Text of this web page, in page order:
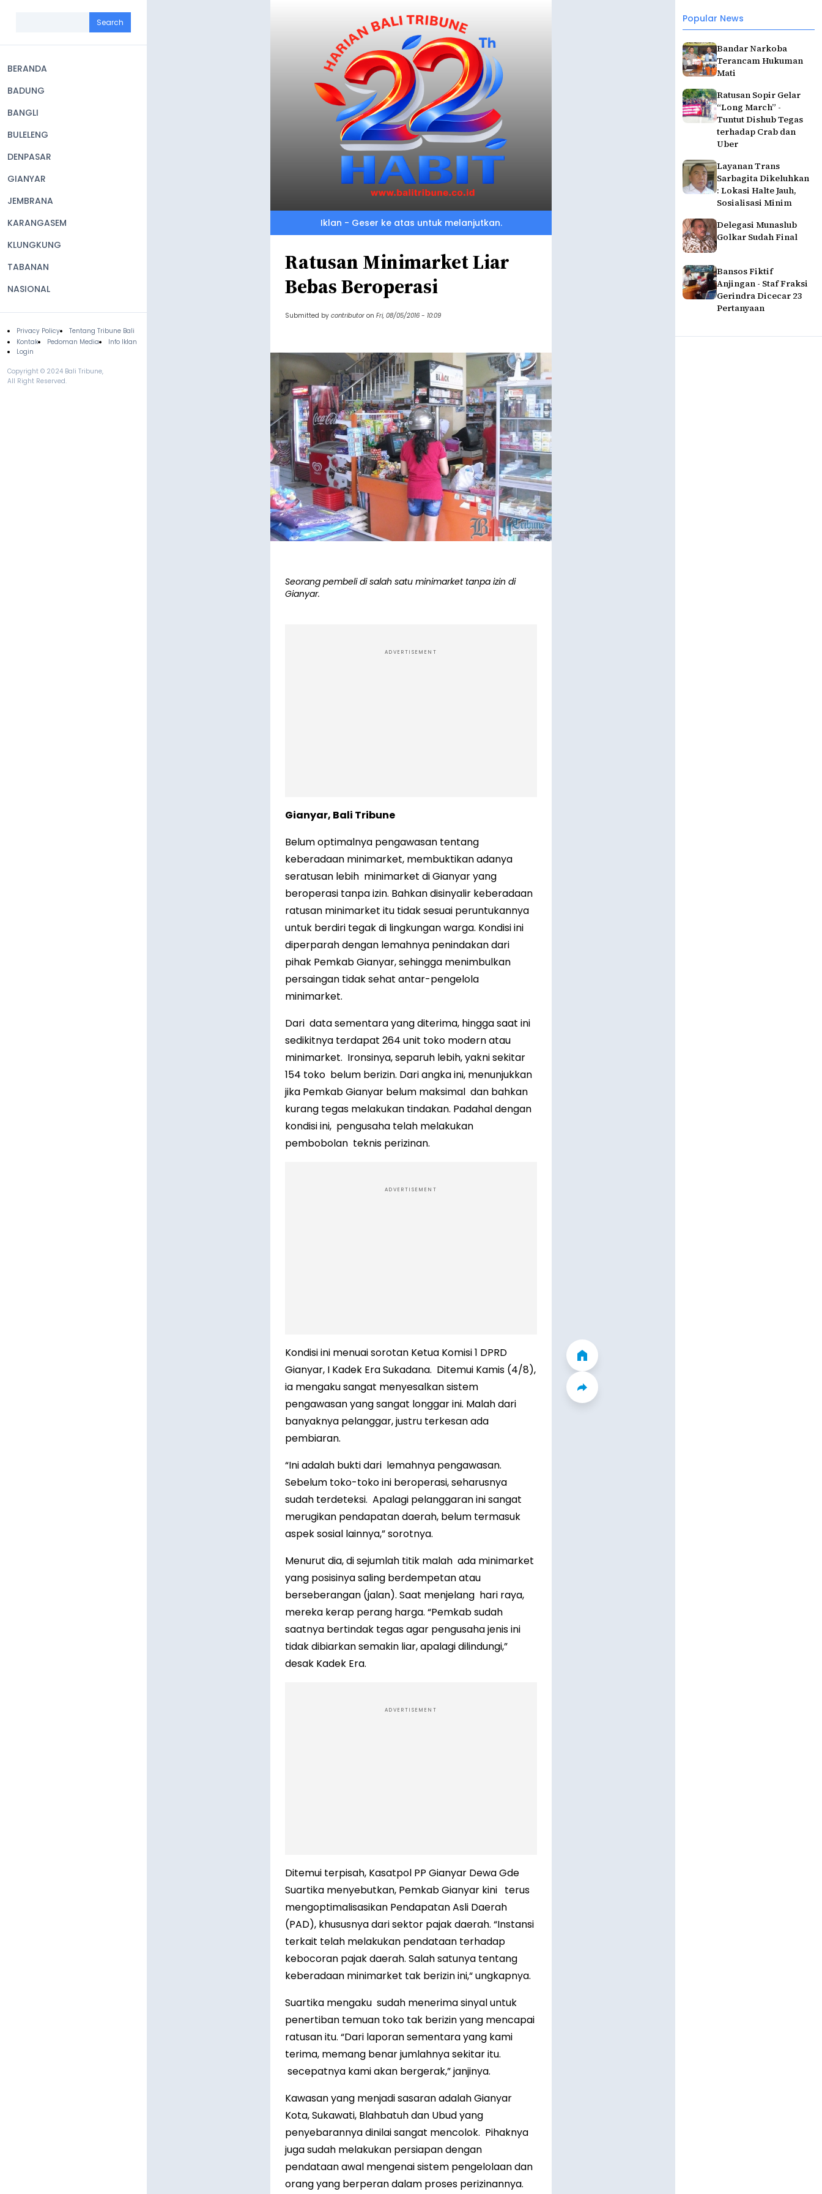
navigation
BERANDA
BADUNG
BANGLI
BULELENG
DENPASAR
GIANYAR
JEMBRANA
KARANGASEM
KLUNGKUNG
TABANAN
NASIONAL
Footer
Privacy Policy
Tentang Tribune Bali
Kontak
Pedoman Media
Info Iklan
Login
Copyright © 2024 Bali Tribune,
All Right Reserved.
Popular News
Bandar Narkoba
Terancam Hukuman
Mati
Ratusan Sopir Gelar
“Long March” -
Tuntut Dishub Tegas
terhadap Crab dan
Uber
Layanan Trans
Sarbagita Dikeluhkan
: Lokasi Halte Jauh,
Sosialisasi Minim
Delegasi Munaslub
Golkar Sudah Final
Bansos Fiktif
Anjingan - Staf Fraksi
Gerindra Dicecar 23
Pertanyaan
Iklan - Geser ke atas untuk melanjutkan.
Ratusan Minimarket Liar
Bebas Beroperasi
Submitted by contributor on Fri, 08/05/2016 - 10:09
Seorang pembeli di salah satu minimarket tanpa izin di
Gianyar.
ADVERTISEMENT
Gianyar, Bali Tribune
Belum optimalnya pengawasan tentang
keberadaan minimarket, membuktikan adanya
seratusan lebih minimarket di Gianyar yang
beroperasi tanpa izin. Bahkan disinyalir keberadaan
ratusan minimarket itu tidak sesuai peruntukannya
untuk berdiri tegak di lingkungan warga. Kondisi ini
diperparah dengan lemahnya penindakan dari
pihak Pemkab Gianyar, sehingga menimbulkan
persaingan tidak sehat antar-pengelola
minimarket.
Dari data sementara yang diterima, hingga saat ini
sedikitnya terdapat 264 unit toko modern atau
minimarket. Ironsinya, separuh lebih, yakni sekitar
154 toko belum berizin. Dari angka ini, menunjukkan
jika Pemkab Gianyar belum maksimal dan bahkan
kurang tegas melakukan tindakan. Padahal dengan
kondisi ini, pengusaha telah melakukan
pembobolan teknis perizinan.
ADVERTISEMENT
Kondisi ini menuai sorotan Ketua Komisi 1 DPRD
Gianyar, I Kadek Era Sukadana. Ditemui Kamis (4/8),
ia mengaku sangat menyesalkan sistem
pengawasan yang sangat longgar ini. Malah dari
banyaknya pelanggar, justru terkesan ada
pembiaran.
“Ini adalah bukti dari lemahnya pengawasan.
Sebelum toko-toko ini beroperasi, seharusnya
sudah terdeteksi. Apalagi pelanggaran ini sangat
merugikan pendapatan daerah, belum termasuk
aspek sosial lainnya,” sorotnya.
Menurut dia, di sejumlah titik malah ada minimarket
yang posisinya saling berdempetan atau
berseberangan (jalan). Saat menjelang hari raya,
mereka kerap perang harga. “Pemkab sudah
saatnya bertindak tegas agar pengusaha jenis ini
tidak dibiarkan semakin liar, apalagi dilindungi,”
desak Kadek Era.
ADVERTISEMENT
Ditemui terpisah, Kasatpol PP Gianyar Dewa Gde
Suartika menyebutkan, Pemkab Gianyar kini terus
mengoptimalisasikan Pendapatan Asli Daerah
(PAD), khususnya dari sektor pajak daerah. “Instansi
terkait telah melakukan pendataan terhadap
kebocoran pajak daerah. Salah satunya tentang
keberadaan minimarket tak berizin ini,“ ungkapnya.
Suartika mengaku sudah menerima sinyal untuk
penertiban temuan toko tak berizin yang mencapai
ratusan itu. “Dari laporan sementara yang kami
terima, memang benar jumlahnya sekitar itu.
secepatnya kami akan bergerak,” janjinya.
Kawasan yang menjadi sasaran adalah Gianyar
Kota, Sukawati, Blahbatuh dan Ubud yang
penyebarannya dinilai sangat mencolok. Pihaknya
juga sudah melakukan persiapan dengan
pendataan awal mengenai sistem pengelolaan dan
orang yang berperan dalam proses perizinannya.